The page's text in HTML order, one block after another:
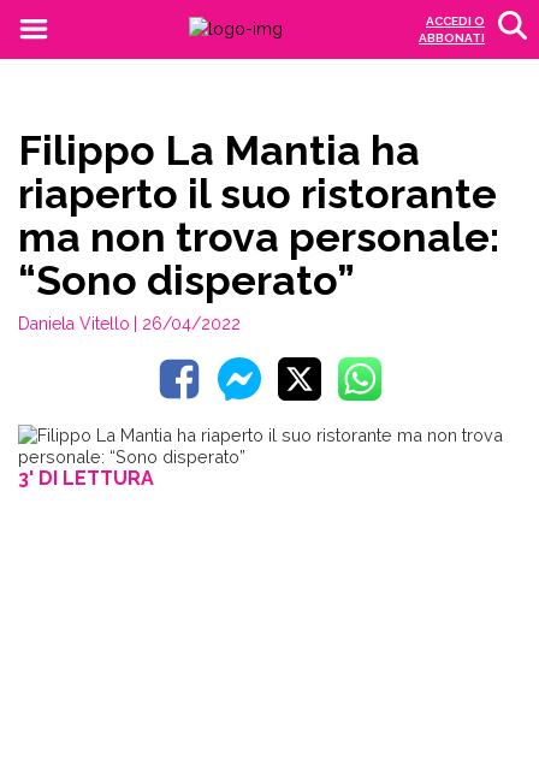
ACCEDI O
ABBONATI
Filippo La Mantia ha
riaperto il suo ristorante
ma non trova personale:
“Sono disperato”
Daniela Vitello | 26/04/2022
3' DI LETTURA